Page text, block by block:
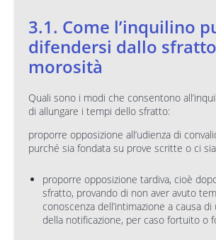
3.1. Come l’inquilino
difendersi dallo
morosità
Quali sono i modi che consentono
di allungare i tempi dello sfratto:
proporre opposizione all’udienza di
purché sia fondata su prove scritte o ci
proporre opposizione tardiva, cioè
sfratto, provando di non aver avuto
conoscenza dell’intimazione a causa
della notificazione, per caso fortuito o